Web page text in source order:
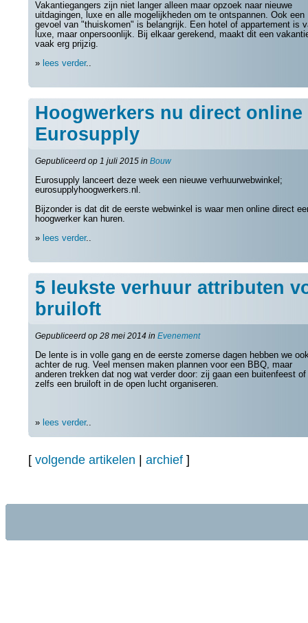
Vakantiegangers zijn niet langer alleen maar opzoek naar nieuwe
uitdagingen, luxe en alle mogelijkheden om te ontspannen. Ook een
gevoel van "thuiskomen" is belangrijk. Een hotel of appartement is
luxe, maar onpersoonlijk. Bij elkaar gerekend, maakt dit een
vaak erg prijzig.
» lees verder..
Hoogwerkers nu direct
Eurosupply
Gepubliceerd op 1 juli 2015 in Bouw
Eurosupply lanceert deze week een nieuwe verhuurwebwinkel;
eurosupplyhoogwerkers.nl.
Bijzonder is dat dit de eerste webwinkel is waar men online direct
hoogwerker kan huren.
» lees verder..
5 leukste verhuur attributen
bruiloft
Gepubliceerd op 28 mei 2014 in Evenement
De lente is in volle gang en de eerste zomerse dagen hebben we
achter de rug. Veel mensen maken plannen voor een BBQ, maar
anderen trekken dat nog wat verder door: zij gaan een buitenfeest of
zelfs een bruiloft in de open lucht organiseren.
» lees verder..
[ volgende artikelen | archief ]